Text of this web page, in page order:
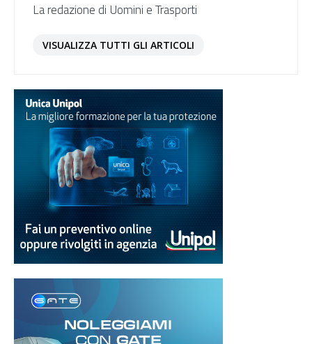
La redazione di Uomini e Trasporti
VISUALIZZA TUTTI GLI ARTICOLI